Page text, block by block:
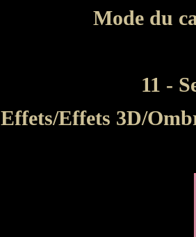
Mode du
11 -
Effets/Effets 3D/